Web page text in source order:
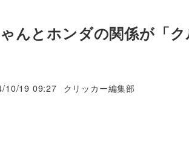
んとホンダの関係が「
10/19 09:27
著
クリッカー編集部